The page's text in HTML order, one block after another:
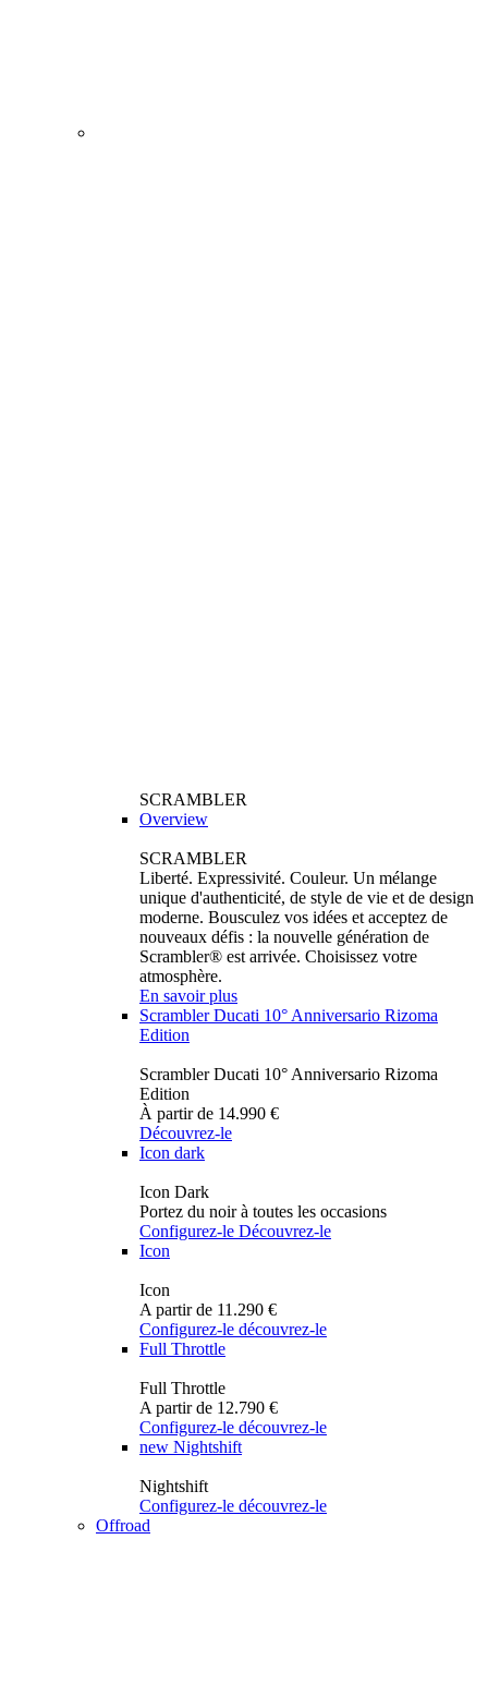
SCRAMBLER
Overview
SCRAMBLER
Liberté. Expressivité. Couleur. Un mélange
unique d'authenticité, de style de vie et de design
moderne. Bousculez vos idées et acceptez de
nouveaux défis : la nouvelle génération de
Scrambler® est arrivée. Choisissez votre
atmosphère.
En savoir plus
Scrambler Ducati 10° Anniversario Rizoma
Edition
Scrambler Ducati 10° Anniversario Rizoma
Edition
À partir de 14.990 €
Découvrez-le
Icon dark
Icon Dark
Portez du noir à toutes les occasions
Configurez-le Découvrez-le
Icon
Icon
A partir de 11.290 €
Configurez-le découvrez-le
Full Throttle
Full Throttle
A partir de 12.790 €
Configurez-le découvrez-le
new Nightshift
Nightshift
Configurez-le découvrez-le
Offroad